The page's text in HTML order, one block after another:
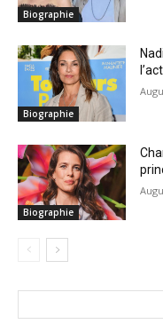
Biographie
Biographie
Biographie